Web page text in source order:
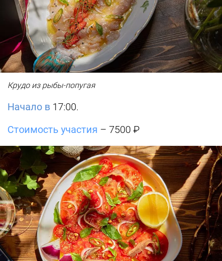
Крудо из рыбы-попугая
Начало в 17:00.
Стоимость участия – 7500 ₽